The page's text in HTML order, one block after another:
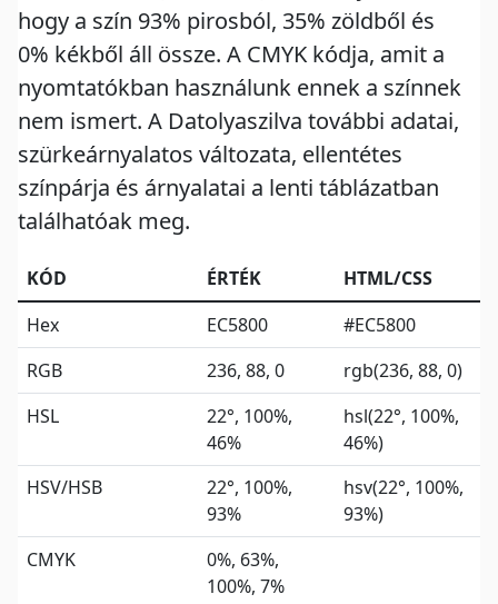
hogy a szín 93% pirosból, 35% zöldből és
0% kékből áll össze. A CMYK kódja, amit a
nyomtatókban használunk ennek a színnek
nem ismert. A Datolyaszilva további adatai,
szürkeárnyalatos változata, ellentétes
színpárja és árnyalatai a lenti táblázatban
találhatóak meg.
KÓD ÉRTÉK
HTML/CSS
Hex
EC5800
#EC5800
RGB
236, 88, 0
rgb(236, 88, 0)
HSL
22°, 100%,
46%
hsl(22°, 100%,
46%)
HSV/HSB
22°, 100%,
93%
hsv(22°, 100%,
93%)
CMYK
0%, 63%,
100%, 7%